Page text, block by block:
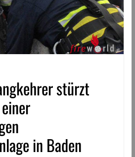
stürzt
in Baden